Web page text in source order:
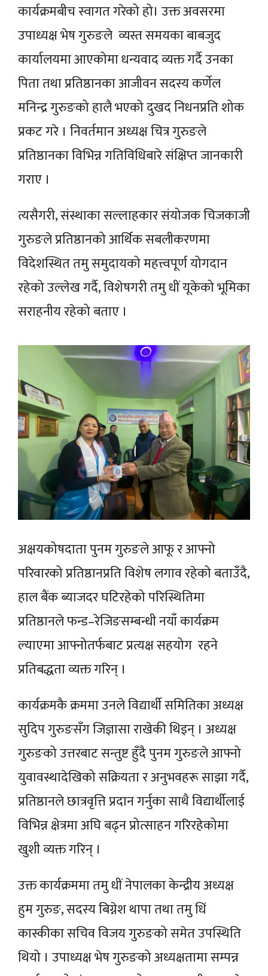
कार्यक्रमबीच स्वागत गरेको हो। उक्त अवसरमा
उपाध्यक्ष भेष गुरुङले व्यस्त समयका बाबजुद
कार्यालयमा आएकोमा धन्यवाद व्यक्त गर्दै उनका
पिता तथा प्रतिष्ठानका आजीवन सदस्य कर्णेल
मनिन्द्र गुरुङको हालै भएको दुखद निधनप्रति शोक
प्रकट गरे । निवर्तमान अध्यक्ष चित्र गुरुङले
प्रतिष्ठानका विभिन्न गतिविधिबारे संक्षिप्त जानकारी
गराए ।
त्यसैगरी, संस्थाका सल्लाहकार संयोजक चिजकाजी
गुरुङले प्रतिष्ठानको आर्थिक सबलीकरणमा
विदेशस्थित तमु समुदायको महत्त्वपूर्ण योगदान
रहेको उल्लेख गर्दै, विशेषगरी तमु धीं यूकेको भूमिका
सराहनीय रहेको बताए ।
अक्षयकोषदाता पुनम गुरुङले आफू र आफ्नो
परिवारको प्रतिष्ठानप्रति विशेष लगाव रहेको बताउँदै,
हाल बैंक ब्याजदर घटिरहेको परिस्थितिमा
प्रतिष्ठानले फन्ड–रेजिङसम्बन्धी नयाँ कार्यक्रम
ल्याएमा आफ्नोतर्फबाट प्रत्यक्ष सहयोग रहने
प्रतिबद्धता व्यक्त गरिन् ।
कार्यक्रमकै क्रममा उनले विद्यार्थी समितिका अध्यक्ष
सुदिप गुरुङसँग जिज्ञासा राखेकी थिइन् । अध्यक्ष
गुरुङको उत्तरबाट सन्तुष्ट हुँदै पुनम गुरुङले आफ्नो
युवावस्थादेखिको सक्रियता र अनुभवहरू साझा गर्दै,
प्रतिष्ठानले छात्रवृत्ति प्रदान गर्नुका साथै विद्यार्थीलाई
विभिन्न क्षेत्रमा अघि बढ्न प्रोत्साहन गरिरहेकोमा
खुशी व्यक्त गरिन् ।
उक्त कार्यक्रममा तमु धीं नेपालका केन्द्रीय अध्यक्ष
हुम गुरुङ, सदस्य बिग्नेश थापा तथा तमु धिं
कास्कीका सचिव विजय गुरुङको समेत उपस्थिति
थियो । उपाध्यक्ष भेष गुरुङको अध्यक्षतामा सम्पन्न